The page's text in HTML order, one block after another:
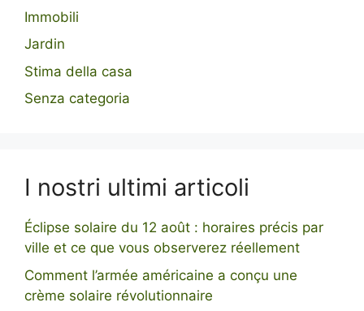
Immobili
Jardin
Stima della casa
Senza categoria
I nostri ultimi articoli
Éclipse solaire du 12 août : horaires précis par
ville et ce que vous observerez réellement
Comment l’armée américaine a conçu une
crème solaire révolutionnaire